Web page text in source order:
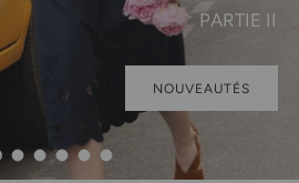
PARTIE II
NOUVEAUTÉS
la diapositive 1 de 6
Charger la diapositive 2 de 6
Charger la diapositive 3 de 6
Charger la diapositive 4 de 6
Charger la diapositive 5 de 6
Charger la diapositive 6 de 6